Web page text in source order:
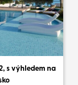
s výhledem na